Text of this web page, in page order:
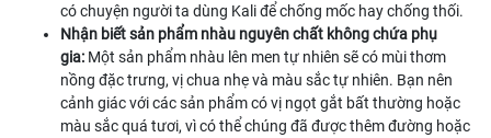
có chuyện người ta dùng Kali để chống mốc hay chống thối.
Nhận biết sản phẩm nhàu nguyên chất không chứa phụ
gia: Một sản phẩm nhàu lên men tự nhiên sẽ có mùi thơm
nồng đặc trưng, vị chua nhẹ và màu sắc tự nhiên. Bạn nên
cảnh giác với các sản phẩm có vị ngọt gắt bất thường hoặc
màu sắc quá tươi, vì có thể chúng đã được thêm đường hoặc